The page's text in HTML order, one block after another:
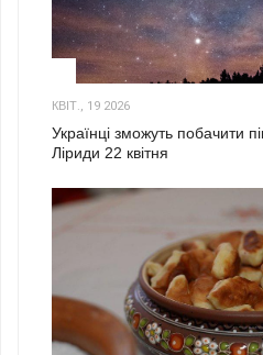
КВІТ., 19 2026
Українці зможуть побачити
Ліриди 22 квітня